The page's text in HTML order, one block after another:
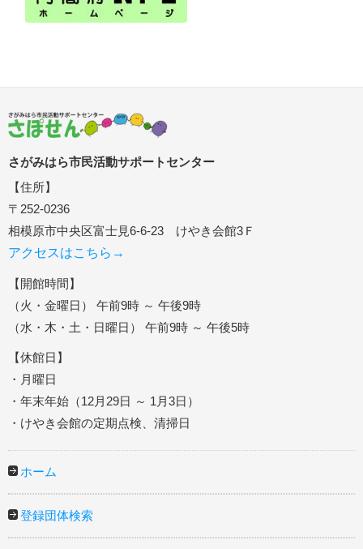
さがみはら市民活動サポートセンター
【住所】
〒252-0236
相模原市中央区富士見6-6-23 けやき会館3Ｆ
アクセスはこちら→
【開館時間】
（火・金曜日） 午前9時 ～ 午後9時
（水・木・土・日曜日） 午前9時 ～ 午後5時
【休館日】
・月曜日
・年末年始（12月29日 ～ 1月3日）
・けやき会館の定期点検、清掃日
ホーム
登録団体検索